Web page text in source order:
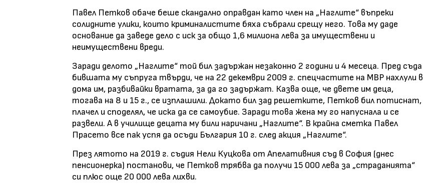
Павел Петков обаче беше скандално оправдан като член на „Наглите“ въпреки
солидните улики, които криминалистите бяха събрали срещу него. Това му даде
основание да заведе дело с иск за общо 1,6 милиона лева за имуществени и
неимуществени вреди.
Заради делото „Наглите“ той бил задържан незаконно 2 години и 4 месеца. Пред съда
бившата му съпруга твърди, че на 22 декември 2009 г. спецчастите на МВР нахлули в
дома им, разбивайки вратата, за да го задържат. Казва още, че двете им деца,
тогава на 8 и 15 г., се изплашили. Докато бил зад решетките, Петков бил потиснат,
плачел и споделял, че иска да се самоубие. Заради това жена му го напуснала и се
развели. А в училище децата му били наричани „Наглите“. В крайна сметка Павел
Прасето все пак успя да осъди България 10 г. след акция „Наглите“.
През лятото на 2019 г. съдия Нели Куцкова от Апелативния съд в София (днес
пенсионерка) постанови, че Петков трябва да получи 15 000 лева за „страданията“
си плюс още 20 000 лева лихви.